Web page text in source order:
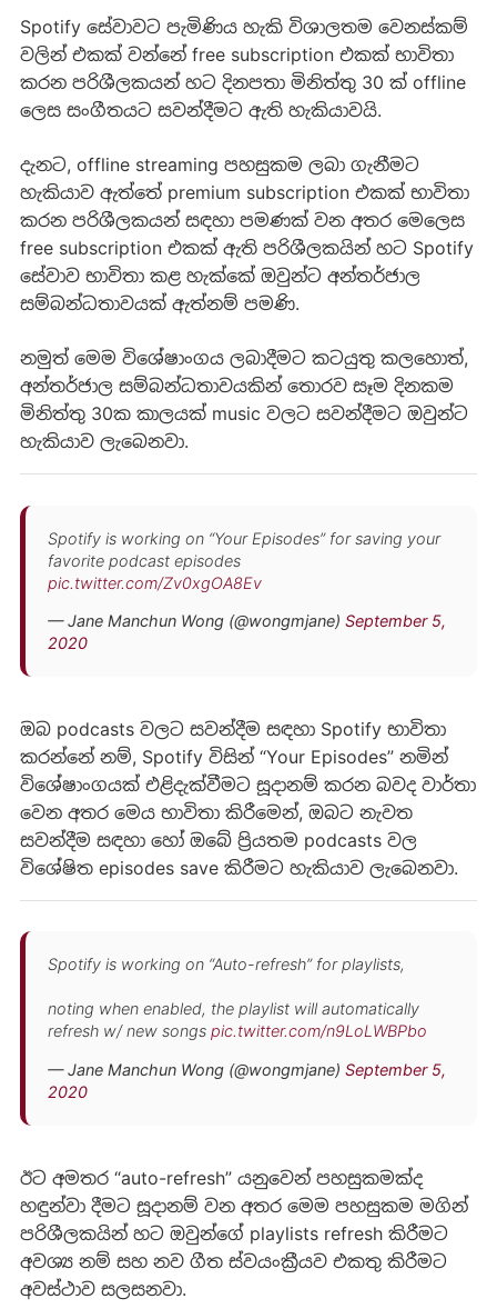
Spotify සේවාවට පැමිණිය හැකි විශාලතම වෙනස්කම්
වලින් එකක් වන්නේ free subscription එකක් භාවිතා
කරන පරිශීලකයන් හට දිනපතා මිනිත්තු 30 ක් offline
ලෙස සංගීතයට සවන්දීමට ඇති හැකියාවයි.
දැනට, offline streaming පහසුකම ලබා ගැනීමට
හැකියාව ඇත්තේ premium subscription එකක් භාවිතා
කරන පරිශීලකයන් සඳහා පමණක් වන අතර මෙලෙස
free subscription එකක් ඇති පරිශීලකයින් හට Spotify
සේවාව භාවිතා කළ හැක්කේ ඔවුන්ට අන්තර්ජාල
සම්බන්ධතාවයක් ඇත්නම් පමණි.
නමුත් මෙම විශේෂාංගය ලබාදීමට කටයුතු කලහොත්,
අන්තර්ජාල සම්බන්ධතාවයකින් තොරව සෑම දිනකම
මිනිත්තු 30ක කාලයක් music වලට සවන්දීමට ඔවුන්ට
හැකියාව ලැබෙනවා.
Spotify is working on “Your Episodes” for saving your
favorite podcast episodes
pic.twitter.com/Zv0xgOA8Ev
— Jane Manchun Wong (@wongmjane) September 5,
2020
ඔබ podcasts වලට සවන්දීම සඳහා Spotify භාවිතා
කරන්නේ නම්, Spotify විසින් “Your Episodes” නමින්
විශේෂාංගයක් එළිදැක්වීමට සූදානම් කරන බවද වාර්තා
වෙන අතර මෙය භාවිතා කිරීමෙන්, ඔබට නැවත
සවන්දීම සඳහා හෝ ඔබේ ප්‍රියතම podcasts වල
විශේෂිත episodes save කිරීමට හැකියාව ලැබෙනවා.
Spotify is working on “Auto-refresh” for playlists,
noting when enabled, the playlist will automatically
refresh w/ new songs pic.twitter.com/n9LoLWBPbo
— Jane Manchun Wong (@wongmjane) September 5,
2020
ඊට අමතර “auto-refresh” යනුවෙන් පහසුකමක්ද
හඳුන්වා දීමට සූදානම් වන අතර මෙම පහසුකම මගින්
පරිශීලකයින් හට ඔවුන්ගේ playlists refresh කිරීමට
අවශ්‍ය නම් සහ නව ගීත ස්වයංක්‍රීයව එකතු කිරීමට
අවස්ථාව සලසනවා.